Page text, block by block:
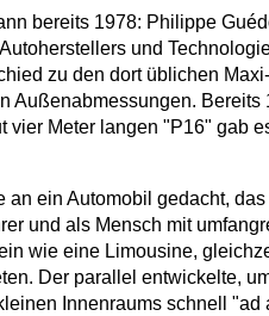
bereits 1978: Philippe
und
zu den dort üblichen
Außenabmessungen. Bereits
vier Meter langen "P16" gab
ein Automobil gedacht,
und als Mensch mit
wie eine Limousine,
Der parallel entwickelte,
Innenraums schnell "ad